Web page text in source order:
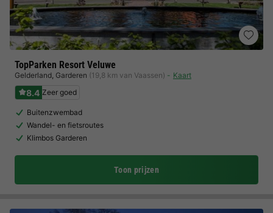
TopParken Resort Veluwe
Gelderland, Garderen (19,8 km van Vaassen) Kaart
8.4 Zeer goed
Buitenzwembad
Wandel- en fietsroutes
Klimbos Garderen
Toon prijzen